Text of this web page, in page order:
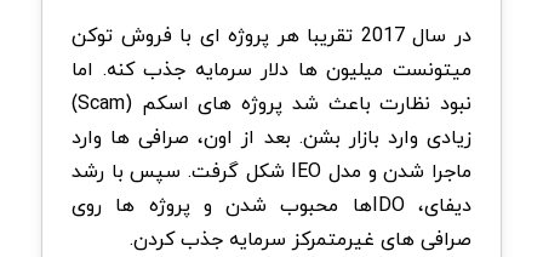
در سال 2017 تقریبا هر پروژه ای با فروش توکن
میتونست میلیون ها دلار سرمایه جذب کنه. اما
نبود نظارت باعث شد پروژه های اسکم (Scam)
زیادی وارد بازار بشن. بعد از اون، صرافی ها وارد
ماجرا شدن و مدل IEO شکل گرفت. سپس با رشد
دیفای، IDOها محبوب شدن و پروژه ها روی
صرافی های غیرمتمرکز سرمایه جذب کردن.